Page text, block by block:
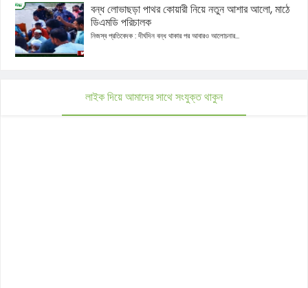
বন্ধ লোভাছড়া পাথর কোয়ারী নিয়ে নতুন আশার আলো, মাঠে
ডিএমডি পরিচালক
নিজস্ব প্রতিবেদক : দীর্ঘদিন বন্ধ থাকার পর আবারও আলোচনার...
লাইক দিয়ে আমাদের সাথে সংযুক্ত থাকুন